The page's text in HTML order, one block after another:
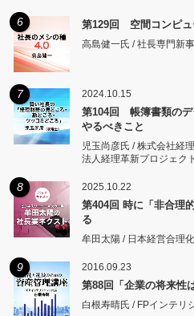
6 第129回 空間コンピュ
高島健一氏 / 社長専門新
7 2024.10.15
第104回 帳簿書類のデ
やるべきこと
児玉尚彦氏 / 株式会社経
法人経理革新プロジェ
8 2025.10.22
第404回 時に「非合理
る
牟田太陽 / 日本経営合理
9 2016.09.23
第88回「企業の将来性
白根寿晴氏 / FPインテリ